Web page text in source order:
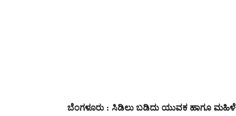
ಬೆಂಗಳೂರು : ಸಿಡಿಲು ಬಡಿದು ಯುವಕ ಹಾಗೂ ಮಹಿಳೆ